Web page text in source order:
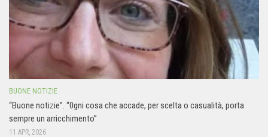
BUONE NOTIZIE
“Buone notizie”. “0gni cosa che accade, per scelta o casualità, porta
sempre un arricchimento”
11 APR, 2026